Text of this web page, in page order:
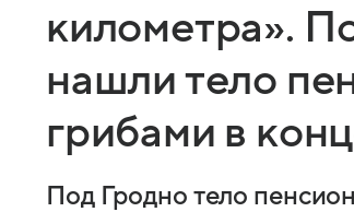
километра».
нашли тело
грибами в
Под Гродно тело